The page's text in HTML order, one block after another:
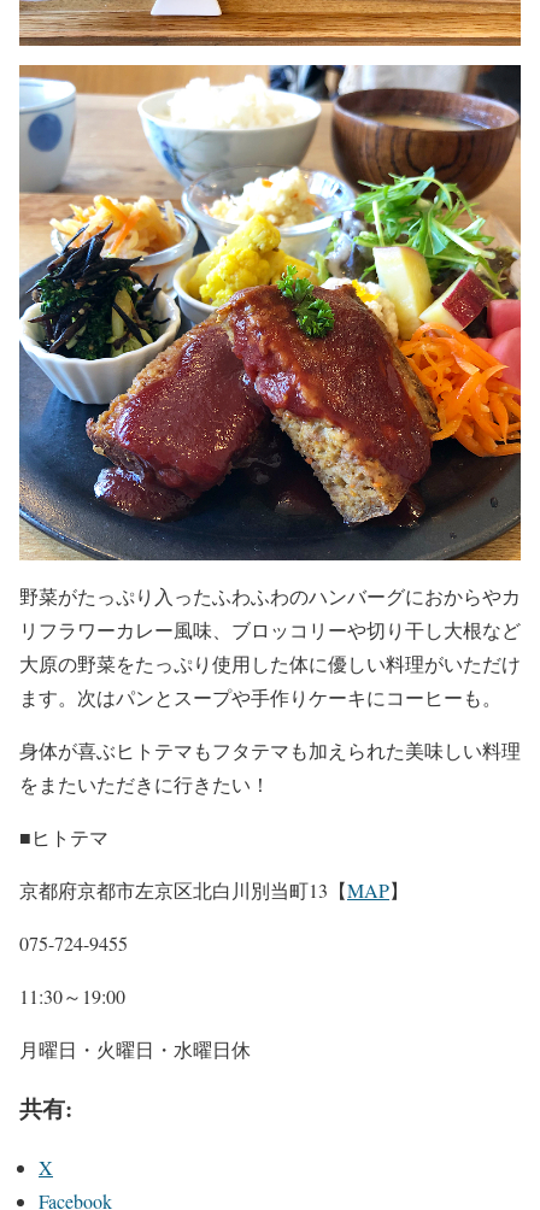
野菜がたっぷり入ったふわふわのハンバーグにおからやカ
リフラワーカレー風味、ブロッコリーや切り干し大根など
大原の野菜をたっぷり使用した体に優しい料理がいただけ
ます。次はパンとスープや手作りケーキにコーヒーも。
身体が喜ぶヒトテマもフタテマも加えられた美味しい料理
をまたいただきに行きたい！
■ヒトテマ
京都府京都市左京区北白川別当町13【MAP】
075-724-9455
11:30～19:00
月曜日・火曜日・水曜日休
共有:
X
Facebook